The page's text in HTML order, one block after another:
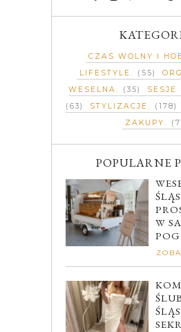
CZAS WOLNY I
LIFESTYLE
(55)
WESELNA
(35)
SESJE
(63)
STYLIZACJE (178)
ZAKUPY
POPULARNE
W